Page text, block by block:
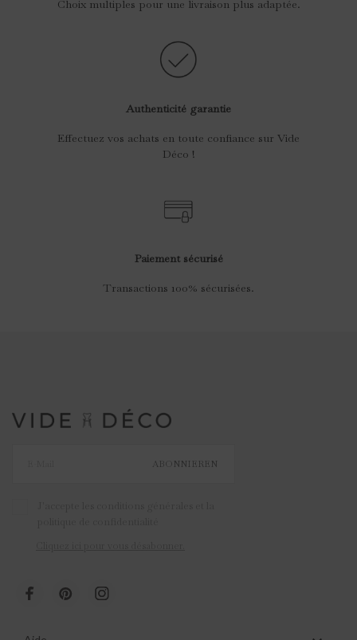
Choix multiples pour une livraison plus adaptée.
Authenticité garantie
Effectuez vos achats en toute confiance sur Vide
Déco !
Paiement sécurisé
Transactions 100% sécurisées.
ABONNIEREN